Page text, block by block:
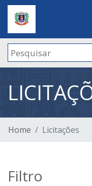
Home Licitações
Filtro